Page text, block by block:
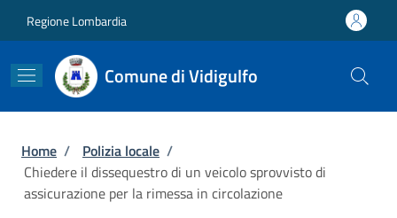
Regione Lombardia
Comune di Vidigulfo
Briciole di pane
Home / Polizia locale /
Chiedere il dissequestro di un veicolo sprovvisto di
assicurazione per la rimessa in circolazione